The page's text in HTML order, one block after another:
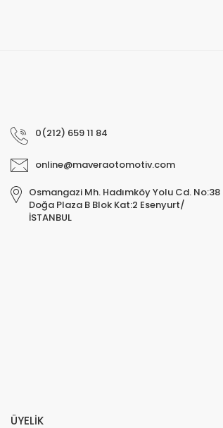
0(212) 659 11 84
online@maveraotomotiv.com
Osmangazi Mh. Hadımköy Yolu Cd. No:38
Doğa Plaza B Blok Kat:2 Esenyurt/
İSTANBUL
ÜYELİK